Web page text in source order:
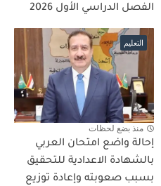
الفصل الدراسي الأول 2026
التعليم
منذ بضع لحظات
إحالة واضع امتحان العربي
بالشهادة الاعدادية للتحقيق
بسبب صعوبته وإعادة توزيع